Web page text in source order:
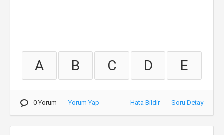
A B C D E
0 Yorum Yorum Yap Hata Bildir Soru Detay